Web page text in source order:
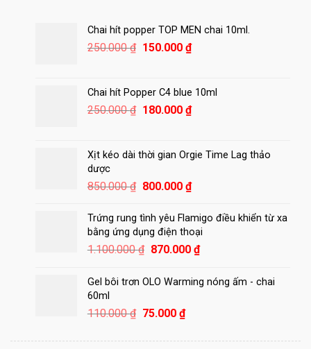
Chai hít popper TOP MEN chai 10ml.
250.000₫ Giá
250.000 ₫.
150.000 ₫Giá
là:
150.000 ₫.
Chai hít Popper C4 blue 10ml
250.000₫ Giá
250.000 ₫.
180.000 ₫Giá
là:
Xịt kéo dài thời gian Orgie Time Lag thảo
dược
850.000₫ Giá
là:
850.000 ₫.
800.000 ₫Giá
tại
là:
800.000 ₫.
Trứng rung tình yêu Flamigo điều khiển từ xa
bằng ứng dụng điện thoại
1.100.000₫ Giá
là:
870.000 ₫Giá
tại
Gel bôi trơn OLO Warming nóng ấm - chai
60ml
110.000₫ Giá
là:
75.000 ₫Giá
tại